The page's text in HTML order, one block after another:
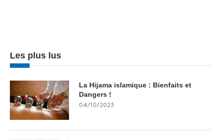
Les plus lus
La Hijama islamique : Bienfaits et
Dangers !
04/10/2023